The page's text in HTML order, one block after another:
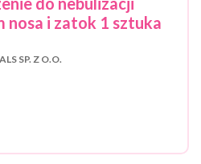
i zatok 1 sztuka
SP. Z O.O.